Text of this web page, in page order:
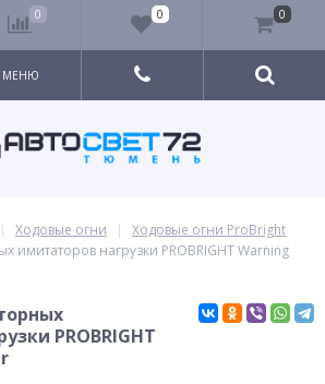
МЕНЮ
Ходовые огни
Ходовые огни ProBright
имитаторов нагрузки PROBRIGHT Warning
PROBRIGHT
0 0 0